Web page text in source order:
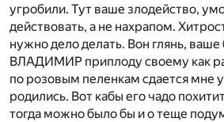
угробили. Тут ваше злодейство,
действовать, а не нахрапом.
нужно дело делать. Вон глянь,
ВЛАДИМИР приплоду своему как
по розовым пеленкам сдается мне
родились. Вот кабы его чадо
тогда можно было бы и о теще